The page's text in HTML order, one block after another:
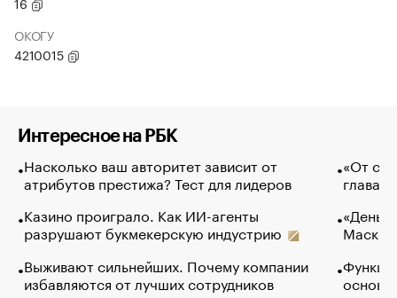
ОКОГУ
4210015
Интересное на РБК
Насколько ваш авторитет зависит от
атрибутов престижа? Тест для лидеров
Казино проиграло. Как ИИ-агенты
разрушают букмекерскую индустрию
Выживают сильнейших. Почему компании
избавляются от лучших сотрудников
«От
глава
Маск в
основ